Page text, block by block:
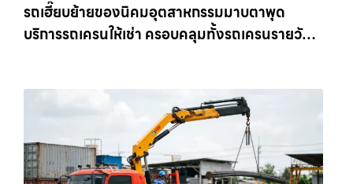
รถเฮี๊ยบย้ายของนิคมอุตสาหกรรมมาบตาพุด
บริการรถเครนให้เช่า ครอบคลุมทั้งรถเครนรายวัน